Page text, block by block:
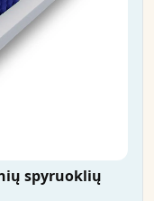
spyruoklių